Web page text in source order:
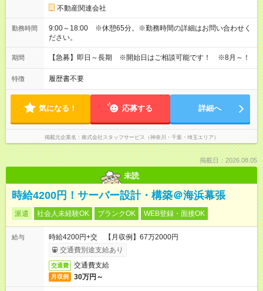
不動産関連会社
勤務時間
9:00～18:00 ※休憩65分。※勤務時間の詳細はお問い合わせく
ださい。
期間 【急募】即日～長期 ※開始日はご相談可能です！ ※8月～！
特徴 履歴書不要
気になる！ 応募する 詳細へ
掲載元企業名 株式会社スタッフサービス（神奈川・千葉・埼玉エリア）
掲載日：2026.08.05
未読
時給4200円！サーバー設計・構築＠海浜幕張
派遣 社会人未経験OK ブランクOK WEB登録・面接OK
給与
時給4200円+交 【月収例】67万2000円
交通費別途支給あり
交通費 交通費支給
月収例 30万円～